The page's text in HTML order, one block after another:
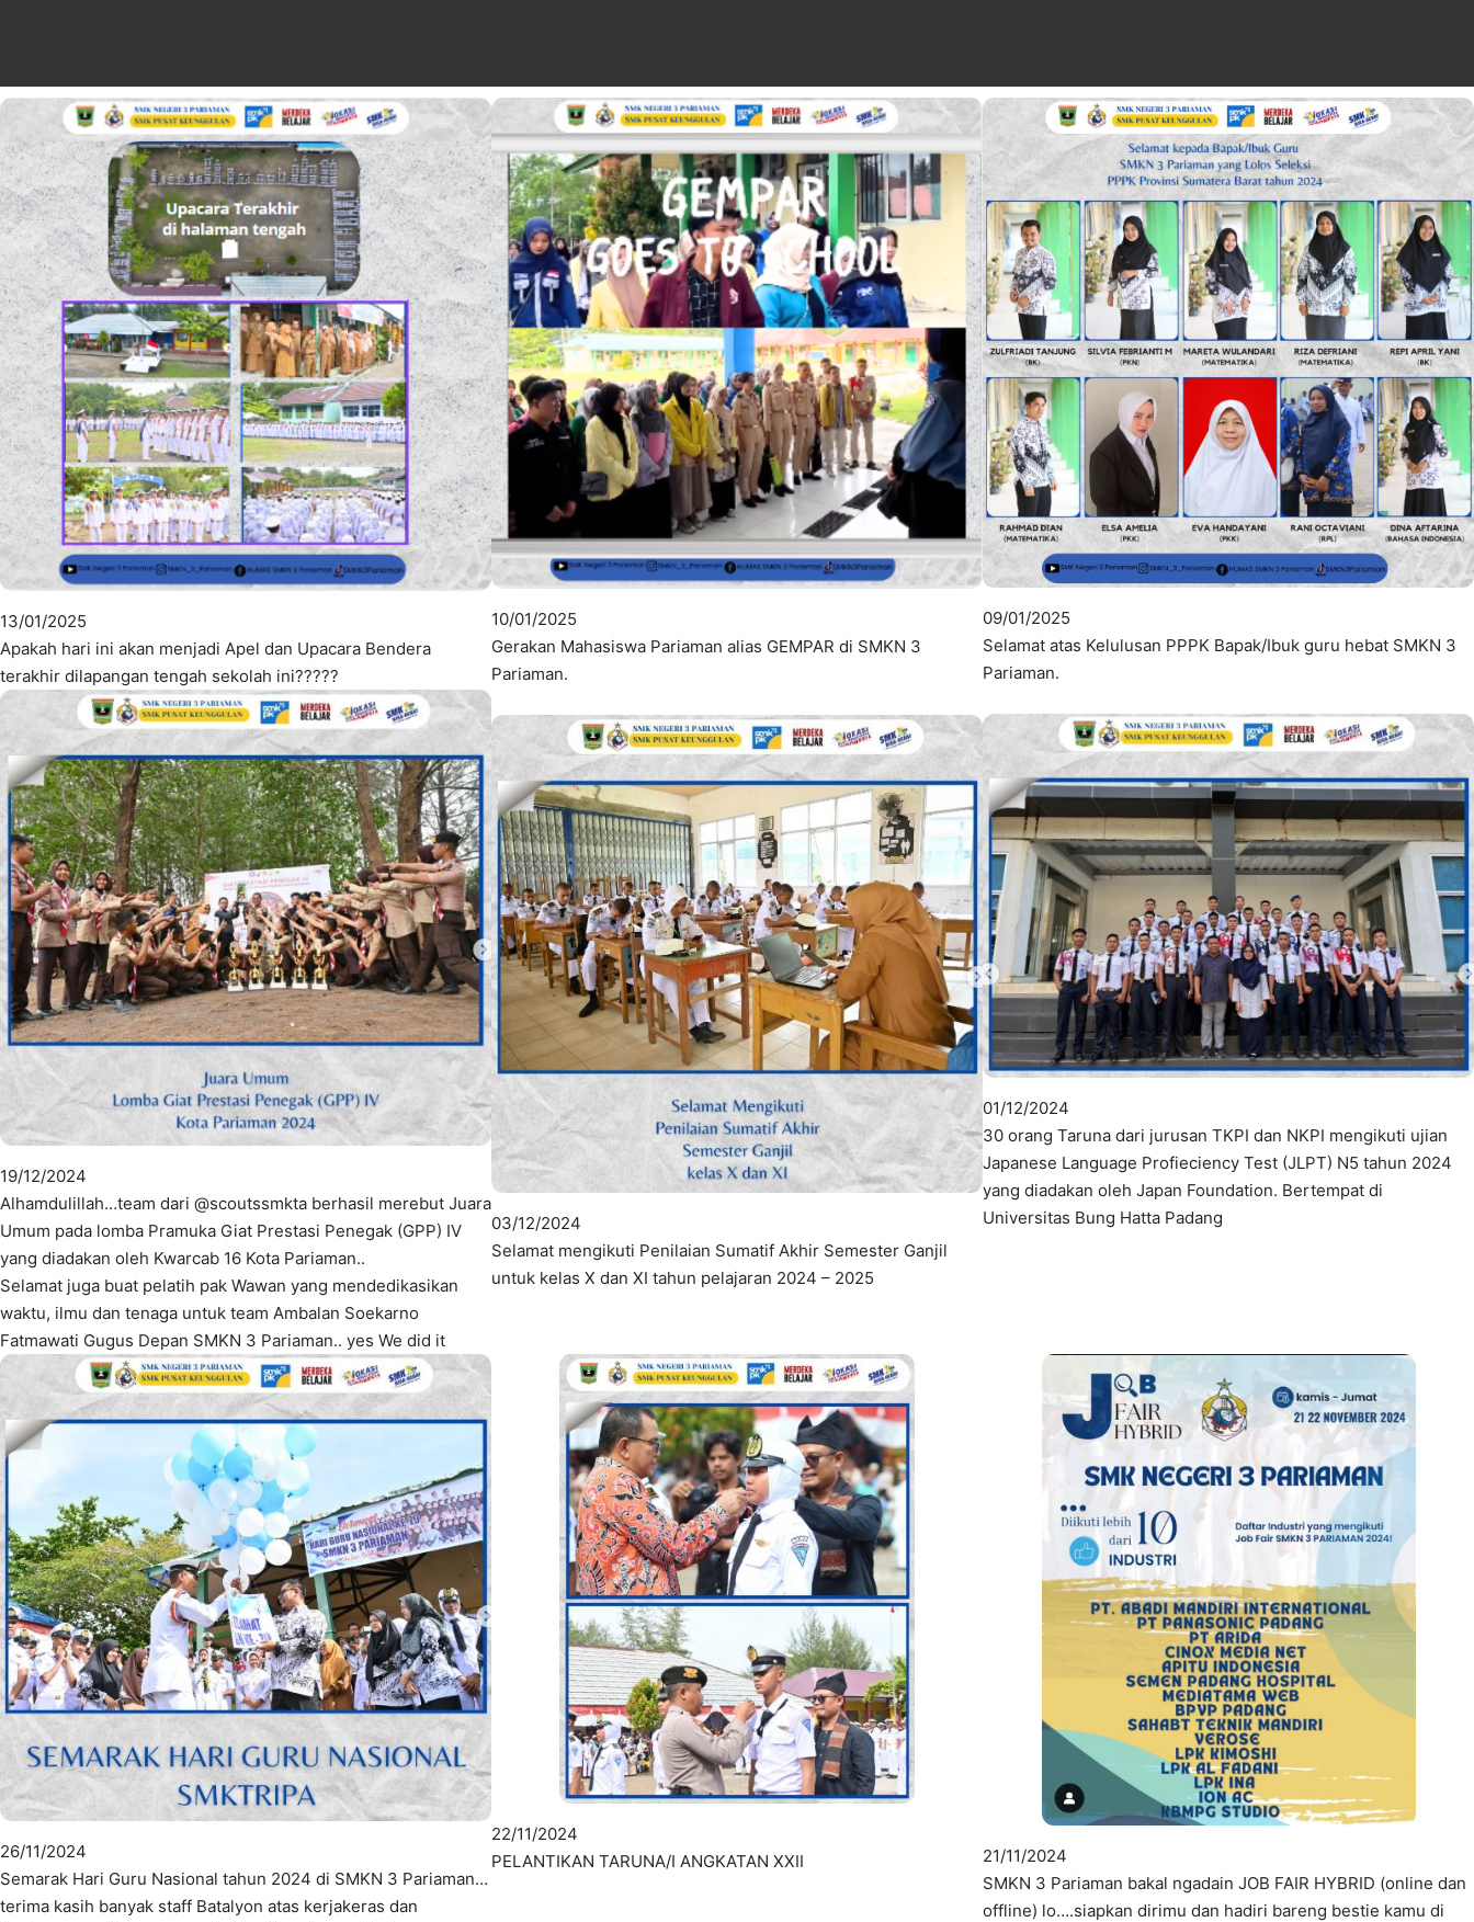
13/01/2025
Apakah hari ini akan menjadi Apel dan Upacara Bendera
terakhir dilapangan tengah sekolah ini?????
19/12/2024
Alhamdulillah…team dari @scoutssmkta berhasil merebut Juara
Umum pada lomba Pramuka Giat Prestasi Penegak (GPP) IV
yang diadakan oleh Kwarcab 16 Kota Pariaman..
Selamat juga buat pelatih pak Wawan yang mendedikasikan
waktu, ilmu dan tenaga untuk team Ambalan Soekarno
Fatmawati Gugus Depan SMKN 3 Pariaman.. yes We did it
10/01/2025
Gerakan Mahasiswa Pariaman alias GEMPAR di SMKN 3
Pariaman.
03/12/2024
Selamat mengikuti Penilaian Sumatif Akhir Semester Ganjil
untuk kelas X dan XI tahun pelajaran 2024 – 2025
09/01/2025
Selamat atas Kelulusan PPPK Bapak/Ibuk guru hebat SMKN 3
Pariaman.
01/12/2024
30 orang Taruna dari jurusan TKPI dan NKPI mengikuti ujian
Japanese Language Profieciency Test (JLPT) N5 tahun 2024
yang diadakan oleh Japan Foundation. Bertempat di
Universitas Bung Hatta Padang
26/11/2024
Semarak Hari Guru Nasional tahun 2024 di SMKN 3 Pariaman…
terima kasih banyak staff Batalyon atas kerjakeras dan
22/11/2024
PELANTIKAN TARUNA/I ANGKATAN XXII
21/11/2024
SMKN 3 Pariaman bakal ngadain JOB FAIR HYBRID (online dan
offline) lo….siapkan dirimu dan hadiri bareng bestie kamu di